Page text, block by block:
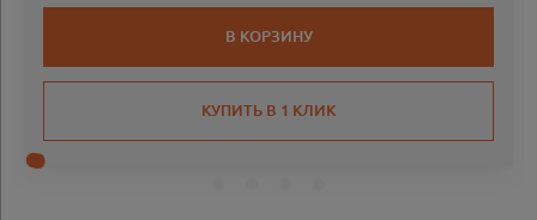
В КОРЗИНУ
КУПИТЬ В 1 КЛИК